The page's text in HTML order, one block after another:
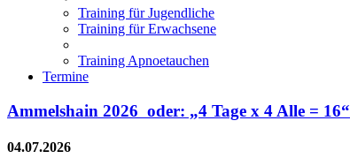
Training für Jugendliche
Training für Erwachsene
Training Apnoetauchen
Termine
Ammelshain 2026 oder: „4 Tage x 4 Alle = 16“
04.07.2026